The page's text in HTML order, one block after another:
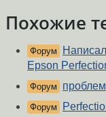
Похожие
Форум
Epson
Форум
Форум